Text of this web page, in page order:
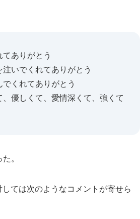
てありがとう
いでくれてありがとう
くれてありがとう
優しくて、愛情深くて、強くて
。
ては次のようなコメントが寄せら